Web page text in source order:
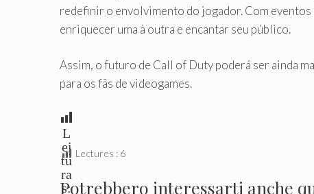
redefinir o envolvimento do jogador. Com
enriquecer uma à outra e encantar seu público.
Assim, o futuro de Call of Duty poderá ser ainda
para os fãs de videogames.
L
ei
tu
ra
s:
Lectures : 6
Potrebbero interessarti anche